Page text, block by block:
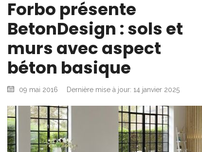
Forbo présente
BetonDesign : sols et
murs avec aspect
béton basique
09 mai 2016 Dernière mise à jour: 14 janvier 2025